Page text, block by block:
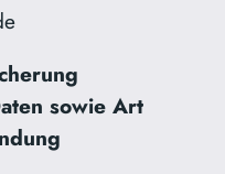
sowie Art